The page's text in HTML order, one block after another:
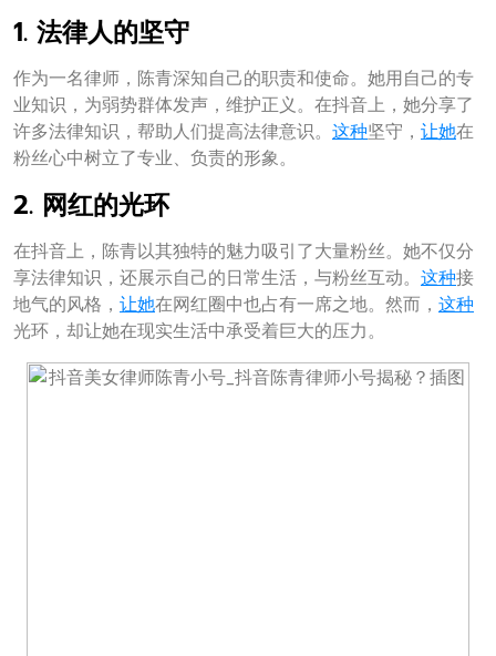
1. 法律人的坚守
作为一名律师，陈青深知自己的职责和使命。她用自己的专
业知识，为弱势群体发声，维护正义。在抖音上，她分享了
许多法律知识，帮助人们提高法律意识。 这种坚守， 让她在
粉丝心中树立了专业、负责的形象。
2. 网红的光环
在抖音上，陈青以其独特的魅力吸引了大量粉丝。她不仅分
享法律知识，还展示自己的日常生活，与粉丝互动。 这种接
地气的风格， 让她在网红圈中也占有一席之地。然而， 这种
光环，却让她在现实生活中承受着巨大的压力。